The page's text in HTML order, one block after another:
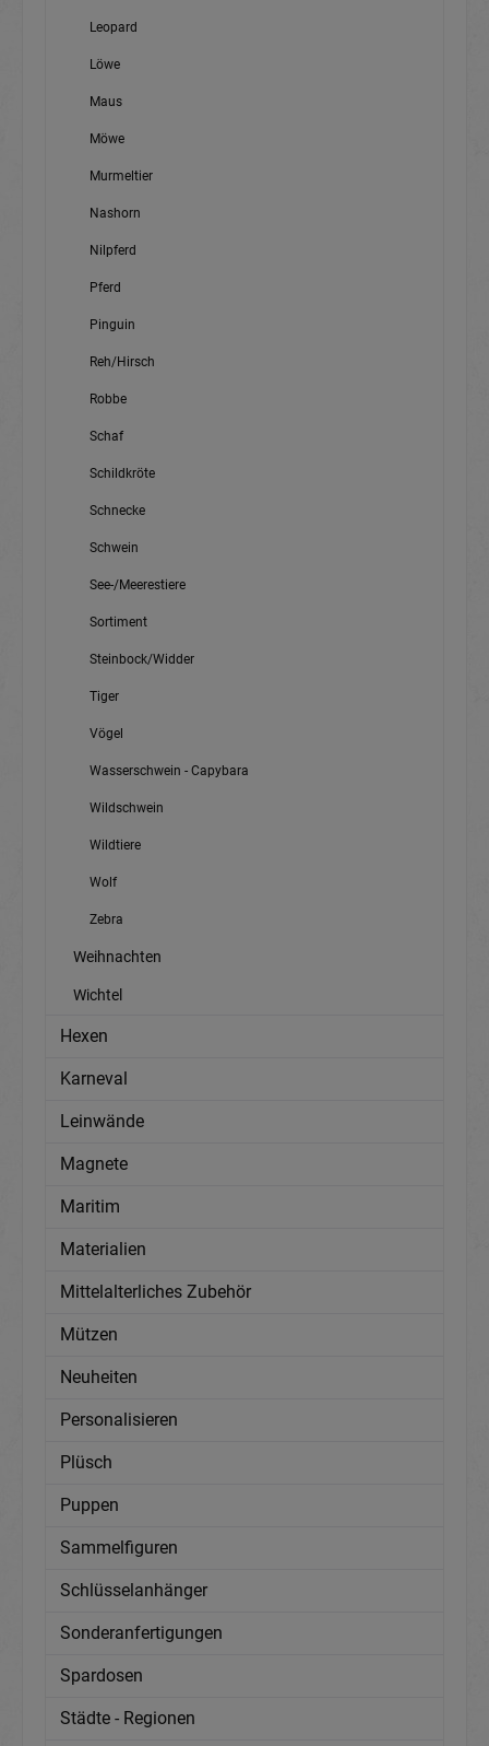
Leopard
Löwe
Maus
Möwe
Murmeltier
Nashorn
Nilpferd
Pferd
Pinguin
Reh/Hirsch
Robbe
Schaf
Schildkröte
Schnecke
Schwein
See-/Meerestiere
Sortiment
Steinbock/Widder
Tiger
Vögel
Wasserschwein - Capybara
Wildschwein
Wildtiere
Wolf
Zebra
Weihnachten
Wichtel
Hexen
Karneval
Leinwände
Magnete
Maritim
Materialien
Mittelalterliches Zubehör
Mützen
Neuheiten
Personalisieren
Plüsch
Puppen
Sammelfiguren
Schlüsselanhänger
Sonderanfertigungen
Spardosen
Städte - Regionen